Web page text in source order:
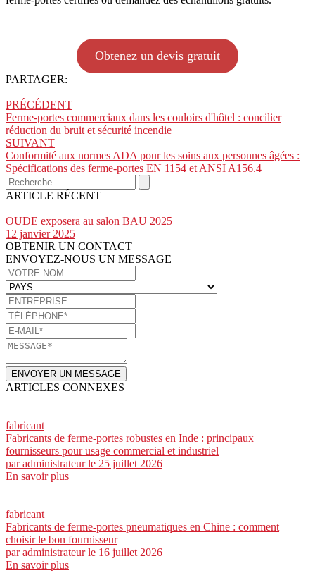
Obtenez un devis gratuit
PARTAGER:
PRÉCÉDENT
Ferme-portes commerciaux dans les couloirs d'hôtel : concilier
réduction du bruit et sécurité incendie
SUIVANT
Conformité aux normes ADA pour les soins aux personnes âgées :
Spécifications des ferme-portes EN 1154 et ANSI A156.4
ARTICLE RÉCENT
OUDE exposera au salon BAU 2025
12 janvier 2025
OBTENIR UN CONTACT
ENVOYEZ-NOUS UN MESSAGE
ENVOYER UN MESSAGE
ARTICLES CONNEXES
fabricant
Fabricants de ferme-portes robustes en Inde : principaux
fournisseurs pour usage commercial et industriel
paradministrateurle 25 juillet 2026
En savoir plus
fabricant
Fabricants de ferme-portes pneumatiques en Chine : comment
choisir le bon fournisseur
paradministrateurle 16 juillet 2026
En savoir plus